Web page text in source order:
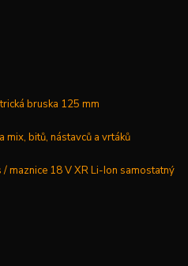
bruska 125 mm
bitů, nástavců a vrtáků
maznice 18 V XR Li-Ion samostatný